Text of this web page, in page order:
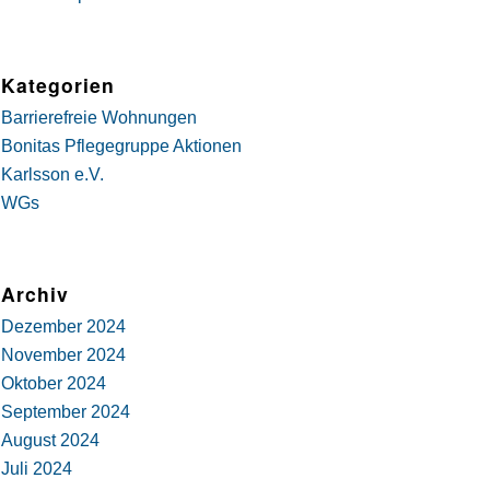
Kategorien
Barrierefreie Wohnungen
Bonitas Pflegegruppe Aktionen
Karlsson e.V.
WGs
Archiv
Dezember 2024
November 2024
Oktober 2024
September 2024
August 2024
Juli 2024